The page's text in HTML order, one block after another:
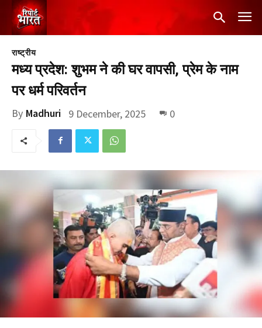
राष्ट्रीय
मध्य प्रदेश: शुभम ने की घर वापसी, प्रेम के नाम
पर धर्म परिवर्तन
By Madhuri 9 December, 2025 0